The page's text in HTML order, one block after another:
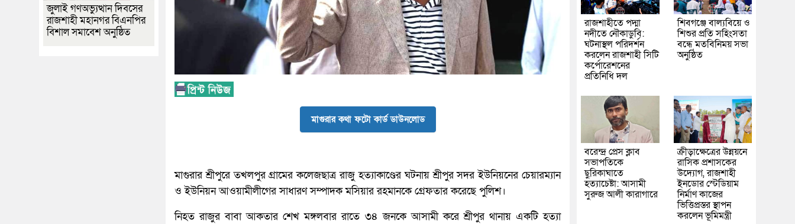
মাগুরার কথা ফটো কার্ড ডাউনলোড
মাগুরার শ্রীপুরে তখলপুর গ্রামের কলেজছাত্র রাজু হত্যাকাণ্ডের ঘটনায় শ্রীপুর সদর ইউনিয়নের চেয়ারম্যান
ও ইউনিয়ন আওয়ামীলীগের সাধারণ সম্পাদক মসিয়ার রহমানকে গ্রেফতার করেছে পুলিশ।
নিহত রাজুর বাবা আকতার শেখ মঙ্গলবার রাতে ৩৪ জনকে আসামী করে শ্রীপুর থানায় একটি হত্যা
জুলাই গণঅভ্যুত্থান দিবসের
রাজশাহী মহানগর বিএনপির
বিশাল সমাবেশ অনুষ্ঠিত
রাজশাহীতে পদ্মা
নদীতে নৌকাডুবি:
ঘটনাস্থল পরিদর্শন
করলেন রাজশাহী সিটি
কর্পোরেশনের
প্রতিনিধি দল
শিবগঞ্জে বাল্যবিয়ে ও
শিশুর প্রতি সহিংসতা
বন্ধে মতবিনিময় সভা
অনুষ্ঠিত
বরেন্দ্র প্রেস ক্লাব
সভাপতিকে
ছুরিকাঘাতে
হত্যাচেষ্টা: আসামী
সুরুজ আলী কারাগারে
ক্রীড়াক্ষেত্রের উন্নয়নে
রাসিক প্রশাসকের
উদ্যোগ, রাজশাহী
ইনডোর স্টেডিয়াম
নির্মাণ কাজের
ভিত্তিপ্রস্তর স্থাপন
করলেন ভূমিমন্ত্রী